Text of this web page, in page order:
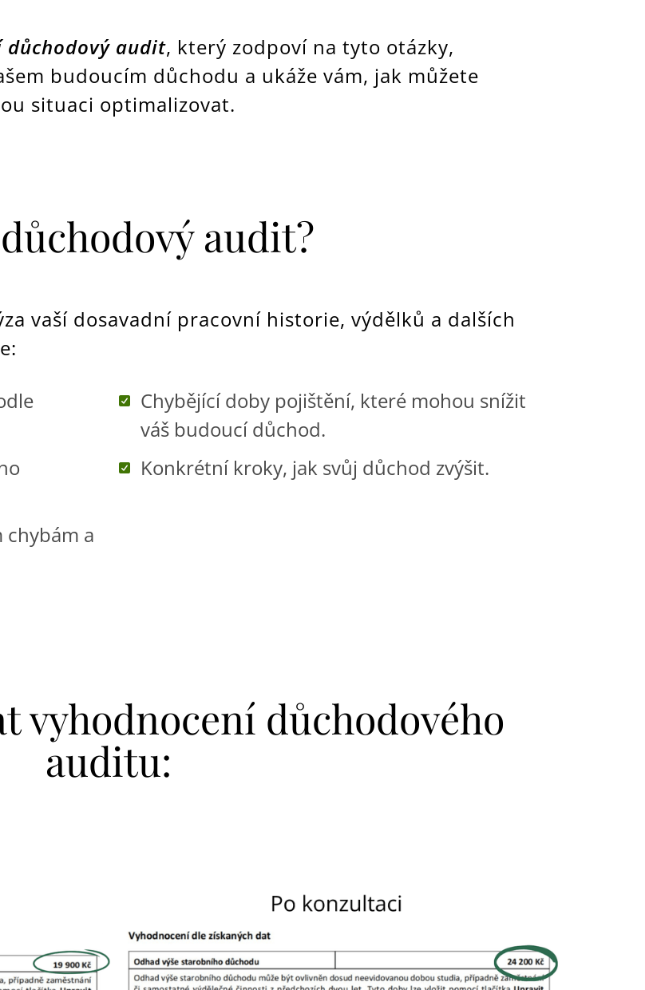
důchodový audit, který zodpoví na tyto otázky,
budoucím důchodu a ukáže vám, jak můžete
situaci optimalizovat.
audit?
vaší dosavadní pracovní historie, výdělků a dalších
chybám a
Chybějící doby pojištění, které mohou snížit
váš budoucí důchod.
Konkrétní kroky, jak svůj důchod zvýšit.
vyhodnocení důchodového
auditu: